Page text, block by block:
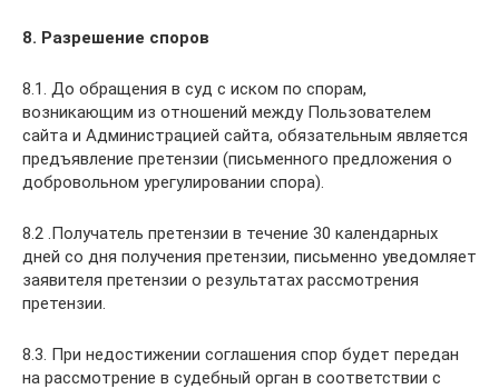
8. Разрешение споров
8.1. До обращения в суд с иском по спорам,
возникающим из отношений между Пользователем
сайта и Администрацией сайта, обязательным является
предъявление претензии (письменного предложения о
добровольном урегулировании спора).
8.2 .Получатель претензии в течение 30 календарных
дней со дня получения претензии, письменно уведомляет
заявителя претензии о результатах рассмотрения
претензии.
8.3. При недостижении соглашения спор будет передан
на рассмотрение в судебный орган в соответствии с